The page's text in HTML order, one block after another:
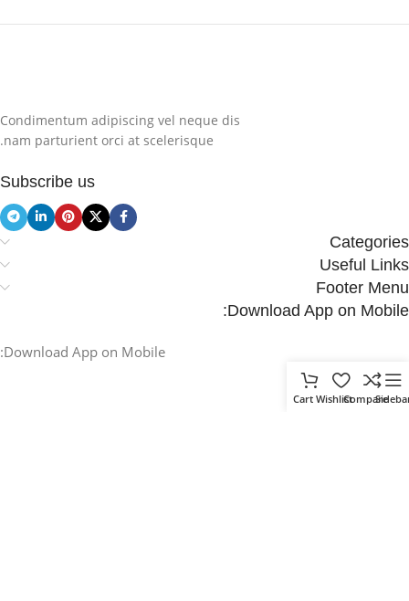
Condimentum adipiscing vel neque dis
nam parturient orci at scelerisque.
Subscribe us
Categories
Useful Links
Footer Menu
Download App on Mobile:
Download App on Mobile:
Compare
Wishlist
Cart